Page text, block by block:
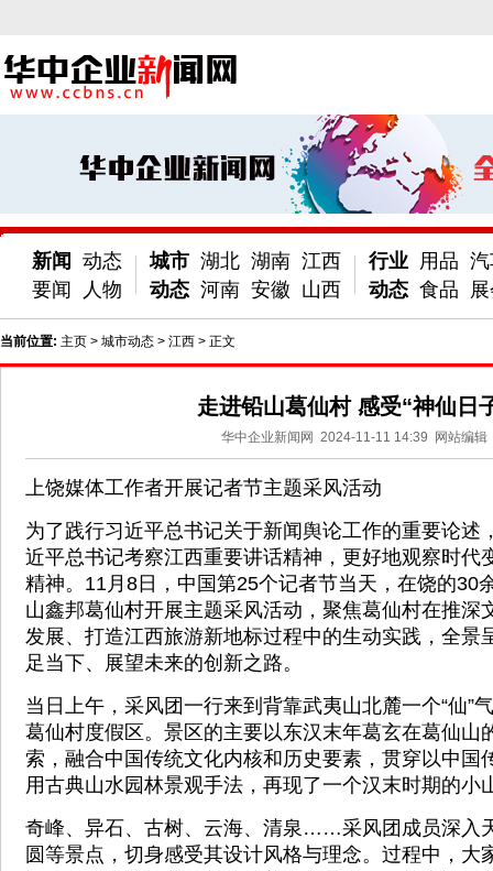
新闻
要闻
动态
人物
城市
动态
湖北 湖南 江西
河南 安徽 山西
行业
动态
用品
食品
当前位置: 主页 > 城市动态 > 江西 > 正文
走进铅山葛仙村 感受“神仙日
华中企业新闻网 2024-11-11 14:39 网站编辑
上饶媒体工作者开展记者节主题采风活动
为了践行习近平总书记关于新闻舆论工作的重要论述
近平总书记考察江西重要讲话精神，更好地观察时代
精神。11月8日，中国第25个记者节当天，在饶的30
山鑫邦葛仙村开展主题采风活动，聚焦葛仙村在推深
发展、打造江西旅游新地标过程中的生动实践，全景
足当下、展望未来的创新之路。
当日上午，采风团一行来到背靠武夷山北麓一个“仙
葛仙村度假区。景区的主要以东汉末年葛玄在葛仙山
索，融合中国传统文化内核和历史要素，贯穿以中国
用古典山水园林景观手法，再现了一个汉末时期的小
奇峰、异石、古树、云海、清泉……采风团成员深入
圆等景点，切身感受其设计风格与理念。过程中，大